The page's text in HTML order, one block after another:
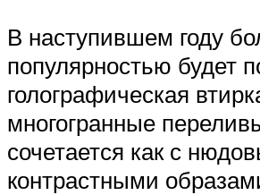
В наступившем году
популярностью будет
голографическая
многогранные
сочетается как с
контрастными